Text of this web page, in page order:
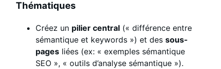
Thématiques
Créez un pilier central (« différence entre
sémantique et keywords ») et des sous-
pages liées (ex: « exemples sémantique
SEO », « outils d’analyse sémantique »).